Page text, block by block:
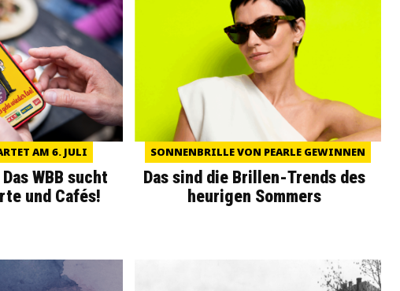
AM 6. JULI
WBB sucht
und Cafés!
SONNENBRILLE VON PEARLE GEWINNEN
Das sind die Brillen-Trends des
heurigen Sommers